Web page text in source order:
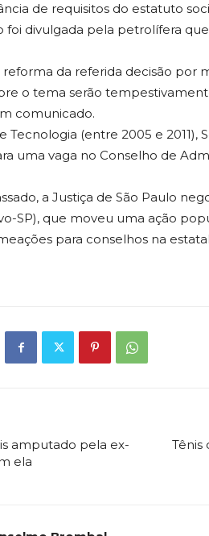
de requisitos do estatuto
foi divulgada pela petrolífera
reforma da referida decisão por
o tema serão
comunicado.
Tecnologia (entre 2005 e 2011),
uma vaga no Conselho de
a Justiça de São Paulo
SP), que moveu uma ação
para conselhos na
amputado pela ex-
ela
Tênis